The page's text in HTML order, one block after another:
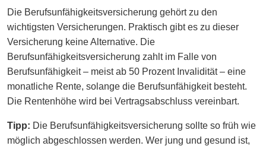
Die Berufsunfähigkeitsversicherung gehört zu den
wichtigsten Versicherungen. Praktisch gibt es zu dieser
Versicherung keine Alternative. Die
Berufsunfähigkeitsversicherung zahlt im Falle von
Berufsunfähigkeit – meist ab 50 Prozent Invalidität – eine
monatliche Rente, solange die Berufsunfähigkeit besteht.
Die Rentenhöhe wird bei Vertragsabschluss vereinbart.
Tipp: Die Berufsunfähigkeitsversicherung sollte so früh wie
möglich abgeschlossen werden. Wer jung und gesund ist,